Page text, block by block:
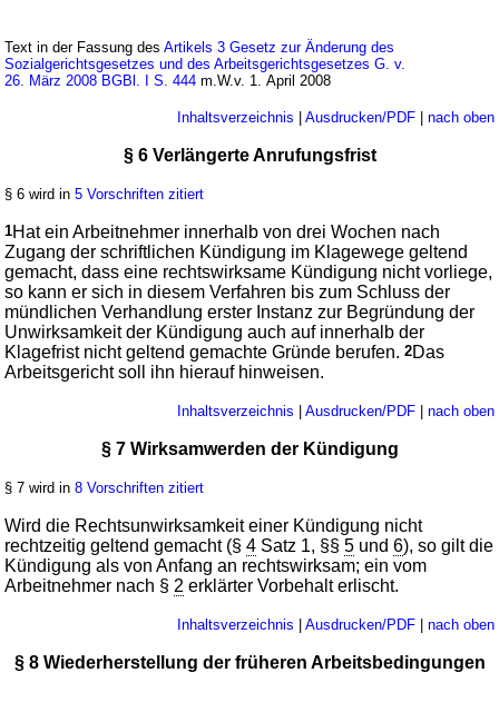
Text in der Fassung desArtikels 3 Gesetz zur Änderung des
Sozialgerichtsgesetzes und des Arbeitsgerichtsgesetzes G. v.
26. März 2008 BGBl. I S. 444 m.W.v. 1. April 2008
Inhaltsverzeichnis Ausdrucken/PDF| nach oben
§ 6 Verlängerte Anrufungsfrist
§ 6 wird in5 Vorschriften zitiert
1Hat ein Arbeitnehmer innerhalb von drei Wochen nach
Zugang der schriftlichen Kündigung im Klagewege geltend
gemacht, dass eine rechtswirksame Kündigung nicht vorliege,
so kann er sich in diesem Verfahren bis zum Schluss der
mündlichen Verhandlung erster Instanz zur Begründung der
Unwirksamkeit der Kündigung auch auf innerhalb der
Klagefrist nicht geltend gemachte Gründe berufen.2Das
Arbeitsgericht soll ihn hierauf hinweisen.
Inhaltsverzeichnis Ausdrucken/PDF| nach oben
§ 7 Wirksamwerden der Kündigung
§ 7 wird in8 Vorschriften zitiert
Wird die Rechtsunwirksamkeit einer Kündigung nicht
rechtzeitig geltend gemacht (§4 Satz 1, §§5 und6), so gilt die
Kündigung als von Anfang an rechtswirksam; ein vom
Arbeitnehmer nach § 2 erklärter Vorbehalt erlischt.
Inhaltsverzeichnis Ausdrucken/PDF| nach oben
§ 8 Wiederherstellung der früheren Arbeitsbedingungen